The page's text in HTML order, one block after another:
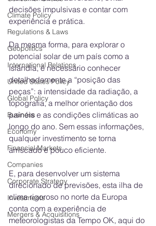
Climate Policy
Regulations & Laws
Geopolitics
International Relations
United States Policy
Global Policy
Business
Economy
Financial Markets
Companies
Corporate Strategy
Investments
Mergers & Acquisitions
decisões impulsivas e contar com
experiência e prática.
Da mesma forma, para explorar o
potencial solar de um país como a
Islândia, é necessário conhecer
detalhadamente a “posição das
peças”: a intensidade da radiação, a
topografia, a melhor orientação dos
painéis e as condições climáticas ao
longo do ano. Sem essas informações,
qualquer investimento se torna
arriscado e pouco eficiente.
E, para desenvolver um sistema
direcionado de previsões, esta ilha de
clima rigoroso no norte da Europa
conta com a experiência de
meteorologistas da Tempo OK, aqui do